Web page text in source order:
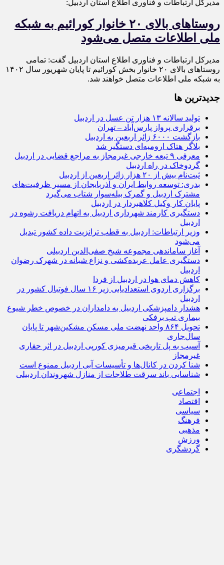
مدیرکل ارتباطات و فناوری اطلاع استان اردبیل:
روستاهای بالای ۲۰ خانوار کورائیم به شبکه
ملی اطلاعات متصل می‌شود
مدیرکل ارتباطات و فناوری اطلاع استان اردبیل گفت: تمامی
روستاهای بالای ۲۰ خانوار بخش کورائیم تا پایان شهریور سال ۱۴۰۲
به شبکه ملی اطلاعات متصل خواهند شد.
جديدترين ها
تولید سالانه ۱۳ هزار تن عسل در اردبیل
برقراری پرواز پارس‌آباد – تهران
بازگشت ۶۰۰۰ زائر اربعین به اردبیل
بلاگر هتاک ارومیه‌ای دستگیر شد
معرفی ۹ تبعه خارجی غیرمجاز به مراجع قضایی در اردبیل
گردوخاک در راه اردبیل
ثبت‌نام بیش از ۲۰ هزار زائر اربعین از اردبیل
بدری: توسعه روابط ایران و آذربایجان از مسیر ظرفیت‌های
مشترک اردبیل و گمرک بیله‌سوار شتاب می‌گیرد
پایان کار وکیل کلاهبردار در اردبیل
دستگیری کارمند شهرداری اردبیل به اتهام دریافت رشوه در
اردبیل
وزیر ارتباطات: اردبیل به قطب ترانزیت داده کشور تبدیل
می‌شود
آغاز ساماندهی مجموعه شیخ صفی‌الدین اردبیلی
دستگیری عامل عربده‌کشی و نزاع شبانه در شهرک رضوان
اردبیل
کاهش دمای هوا در اردبیل از فردا
برگزاری اردوی استعدادیابی زیر ۱۶ سال فوتبال کشور در
اردبیل
هشدار دامپزشکی اردبیل به دامداران در خصوص خطر شیوع
بیماری تب برفکی
تحویل ۸۶۴ واحد نهضت ملی مسکن مشکین‌شهر تا پایان
سال‌جاری
آسیب به پل تاریخی قیرمیزی کورپی اردبیل در اثر حفاری
غیرمجاز
شنا کردن در کانال‌ها و تأسیسات آبی اردبیل ممنوع است
شناسایی باند سرقت طلاجات از منازل شهروندان اردبیلی
اجتماعی
اقتصاد
سیاسی
فرهنگ
مذهبی
ورزش
گردشگری